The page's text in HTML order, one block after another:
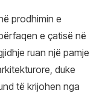
prodhimin e
e çatisë në
ruan një pamje
duke
të krijohen nga